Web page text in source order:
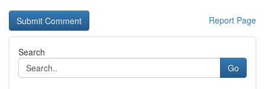
Report Page
Search
Go